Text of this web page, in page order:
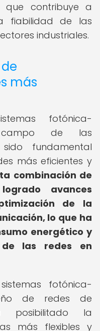
que contribuye a
fiabilidad de las
industriales.
más
fotónica-
de las
fundamental
más eficientes y
combinación de
avances
de la
lo que ha
energético y
las redes en
fotónica-
de redes de
posibilitado la
más flexibles y